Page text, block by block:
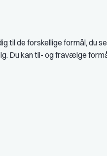
til de forskellige formål, du
Du kan til- og fravælge